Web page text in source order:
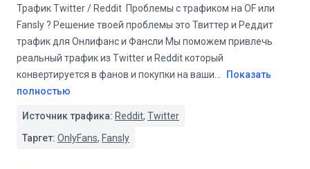
Трафик Twitter / Reddit Проблемы с трафиком на OF или
Fansly ? Решение твоей проблемы это Твиттер и Реддит
трафик для Онлифанс и Фансли Мы поможем привлечь
реальный трафик из Twitter и Reddit который
конвертируется в фанов и покупки на ваши
Показать
полностью
Источник трафика: Reddit, Twitter
Таргет: OnlyFans, Fansly